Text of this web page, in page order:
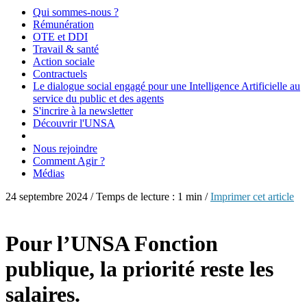
Qui sommes-nous ?
Rémunération
OTE et DDI
Travail & santé
Action sociale
Contractuels
Le dialogue social engagé pour une Intelligence Artificielle au
service du public et des agents
S'incrire à la newsletter
Découvrir l'UNSA
Nous rejoindre
Comment Agir ?
Médias
24 septembre 2024 / Temps de lecture : 1 min /Imprimer cet article
Pour l’UNSA Fonction
publique, la priorité reste les
salaires.